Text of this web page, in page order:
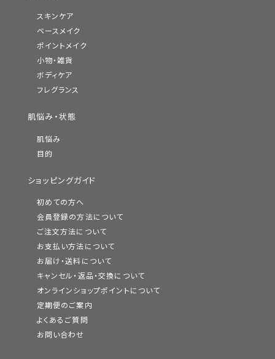
スキンケア
ベースメイク
ポイントメイク
小物・雑貨
ボディケア
フレグランス
肌悩み・状態
肌悩み
目的
ショッピングガイド
初めての方へ
会員登録の方法について
ご注文方法について
お支払い方法について
お届け・送料について
キャンセル・返品・交換について
オンラインショップポイントについて
定期便のご案内
よくあるご質問
お問い合わせ